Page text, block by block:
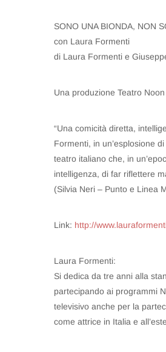
SONO UNA BIONDA, NON
con Laura Formenti
di Laura Formenti e
Una produzione Teatro Noon
“Una comicità diretta,
Formenti, in un’esplosione
teatro italiano che, in
intelligenza, di far riflettere
(Silvia Neri – Punto e Linea
Link: http://
Laura Formenti:
Si dedica da tre anni alla
partecipando ai programmi
televisivo anche per la
come attrice in Italia e